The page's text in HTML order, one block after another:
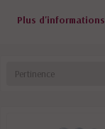
Plus
Pertinence